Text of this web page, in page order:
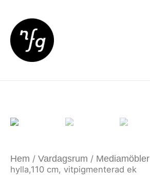
Hem / Vardagsrum / Mediamöbler
hylla,110 cm, vitpigmenterad ek